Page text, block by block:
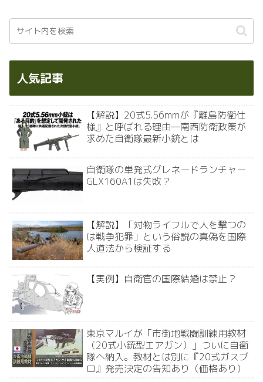
人気記事
【解説】20式5.56mmが『離島防衛仕
様』と呼ばれる理由―南西防衛政策が
求めた自衛隊最新小銃とは
自衛隊の単発式グレネードランチャー
GLX160A1は失敗？
【解説】「対物ライフルで人を撃つの
は戦争犯罪」という俗説の真偽を国際
人道法から検証する
【実例】自衛官の国際結婚は禁止？
東京マルイが「市街地戦闘訓練用教材
（20式小銃型エアガン）」ついに自衛
隊へ納入。教材とは別に『20式ガスブ
ロ』発売決定の告知あり（価格あり）